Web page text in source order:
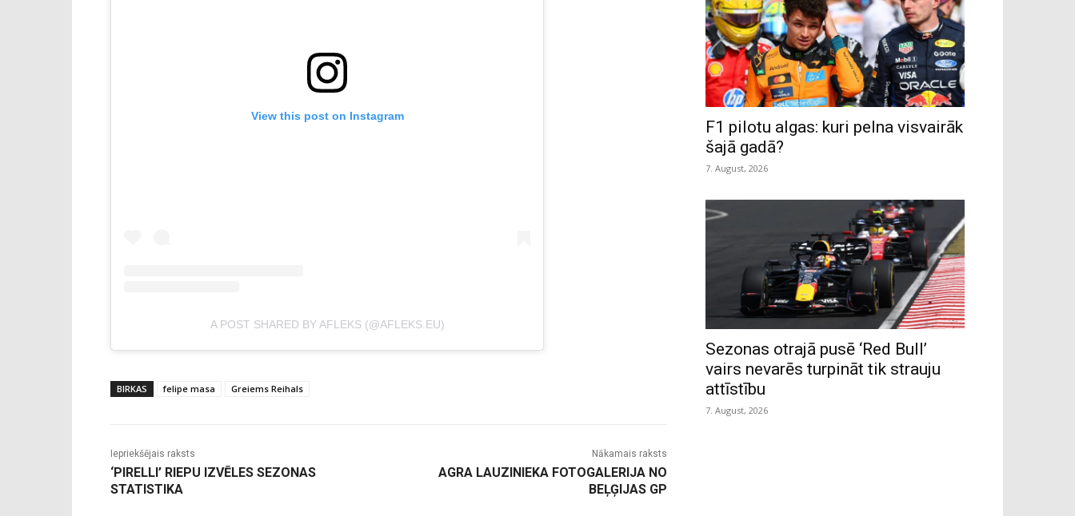
View this post on Instagram
A POST SHARED BY AFLEKS (@AFLEKS.EU)
BIRKAS felipe masa Greiems Reihals
Iepriekšējais raksts
‘PIRELLI’ RIEPU IZVĒLES SEZONAS
STATISTIKA
Nākamais raksts
AGRA LAUZINIEKA FOTOGALERIJA NO
BEĻĢIJAS GP
F1 pilotu algas: kuri pelna visvairāk
šajā gadā?
7. August, 2026
Sezonas otrajā pusē ‘Red Bull’
vairs nevarēs turpināt tik strauju
attīstību
7. August, 2026